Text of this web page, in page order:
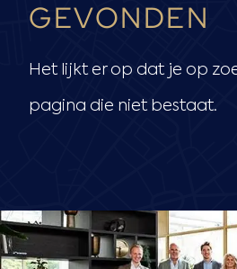
GEVONDEN
Het lijkt er op dat je op
pagina die niet bestaat.